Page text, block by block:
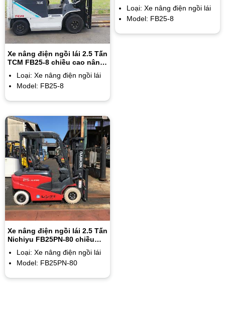
Xe nâng điện ngồi lái 2.5 Tấn
TCM FB25-8 chiều cao nâng
Loại: Xe nâng điện ngồi lái
Model: FB25-8
Loại: Xe nâng điện ngồi lái
Model: FB25-8
Xe nâng điện ngồi lái 2.5 Tấn
Nichiyu FB25PN-80 chiều
cao nâng 3m
Loại: Xe nâng điện ngồi lái
Model: FB25PN-80